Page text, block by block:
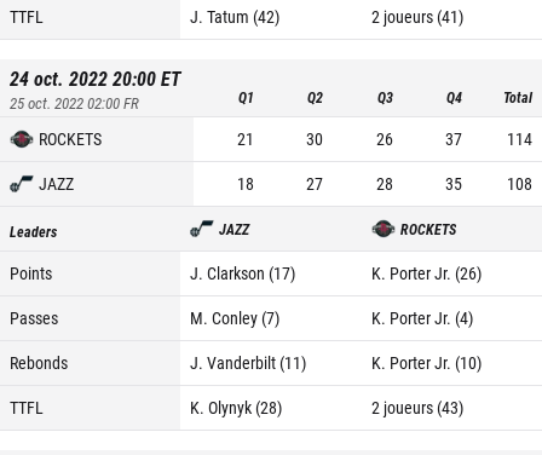
TTFL
J. Tatum (42) 2 joueurs (41)
24 oct. 2022 20:00ET
25 oct. 2022 02:00FR Q1 Q2 Q3 Q4 Total
ROCKETS 21 30 26 37
114
JAZZ
18 27 28 35 108
Leaders JAZZ ROCKETS
Points J. Clarkson (17)
K. Porter Jr. (26)
Passes
M. Conley (7)
K. Porter Jr. (4)
Rebonds
J. Vanderbilt (11)
K. Porter Jr. (10)
TTFL
K. Olynyk (28) 2 joueurs (43)